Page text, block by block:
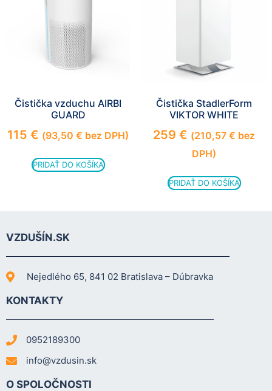
Čistička vzduchu AIRBI
GUARD
115 € (93,50 € bez DPH)
PRIDAŤ DO KOŠÍKA
Čistička StadlerForm
VIKTOR WHITE
259 € (210,57 € bez
DPH)
PRIDAŤ DO KOŠÍKA
VZDUŠÍN.SK
Nejedlého 65, 841 02 Bratislava – Dúbravka
KONTAKTY
0952189300
info@vzdusin.sk
O SPOLOČNOSTI